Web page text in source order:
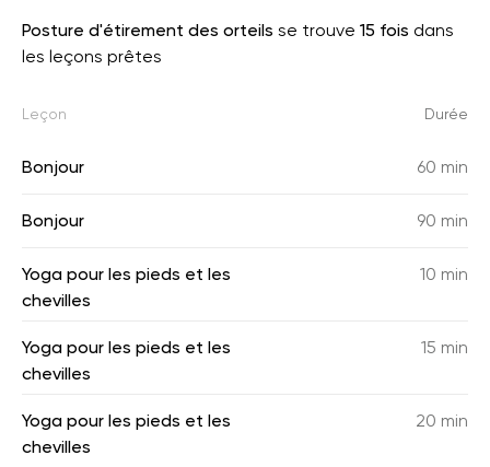
Posture d'étirement des orteils se trouve 15 fois dans
les leçons prêtes
Leçon Durée
Bonjour 60 min
Bonjour 90 min
Yoga pour les pieds et les
chevilles
10 min
Yoga pour les pieds et les
chevilles
15 min
Yoga pour les pieds et les
chevilles
20 min